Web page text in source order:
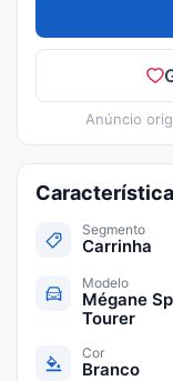
Anúncio
Segmento
Carrinha
Modelo
Mégane
Tourer
Cor
Branco